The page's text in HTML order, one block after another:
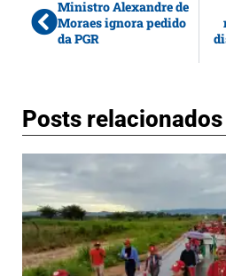
Ministro Alexandre de
Moraes ignora pedido
da PGR
Posts relacionados